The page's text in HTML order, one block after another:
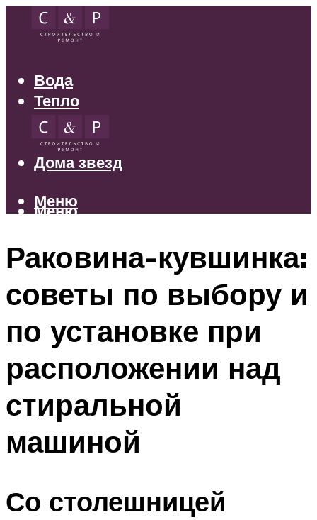
Вода
Тепло
Электрика
Свет
Дома звезд
Меню
Меню
Раковина-кувшинка:
советы по выбору и
по установке при
расположении над
стиральной
машиной
Со столешницей